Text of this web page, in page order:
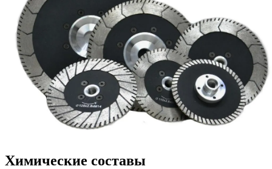
Химические составы